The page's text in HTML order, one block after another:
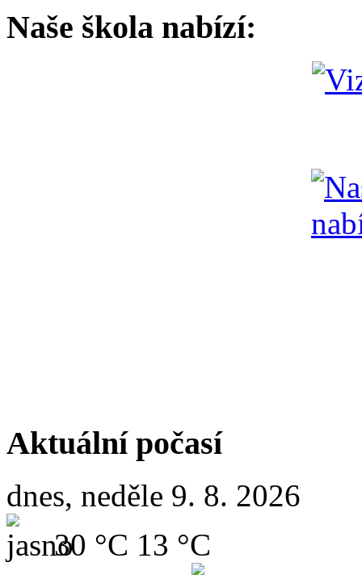
Naše škola nabízí:
Aktuální počasí
dnes, neděle 9. 8. 2026
30 °C 13 °C